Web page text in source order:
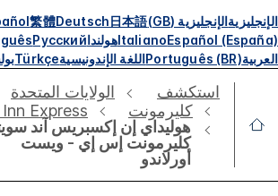
الإنجليزيةالإنجليزية (GB) 日本語
Deutsch
繁體
Español (España)
ItalianoهولنداРусский
العربيةPortuguês (BR)اللغة الإندونيسيةTürkçe
استكشف الولايات المتحدة
كليرمونت
Express
هوليداي إن إكسبريس آند
كليرمونت إس إي - ويست
أورلاندو